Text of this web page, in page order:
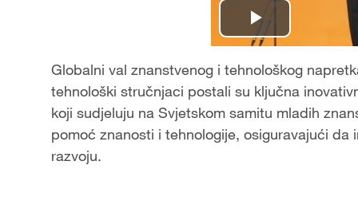
P
l
a
y
Globalni val znanstvenog i tehnološkog
tehnološki stručnjaci postali su ključna
koji sudjeluju na Svjetskom samitu mladih
pomoć znanosti i tehnologije, osiguravajući
razvoju.